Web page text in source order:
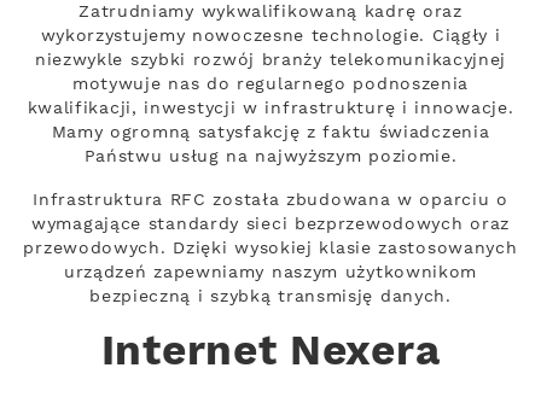
Zatrudniamy wykwalifikowaną kadrę oraz
wykorzystujemy nowoczesne technologie. Ciągły i
niezwykle szybki rozwój branży telekomunikacyjnej
motywuje nas do regularnego podnoszenia
kwalifikacji, inwestycji w infrastrukturę i innowacje.
Mamy ogromną satysfakcję z faktu świadczenia
Państwu usług na najwyższym poziomie.
Infrastruktura RFC została zbudowana w oparciu o
wymagające standardy sieci bezprzewodowych oraz
przewodowych. Dzięki wysokiej klasie zastosowanych
urządzeń zapewniamy naszym użytkownikom
bezpieczną i szybką transmisję danych.
Internet Nexera